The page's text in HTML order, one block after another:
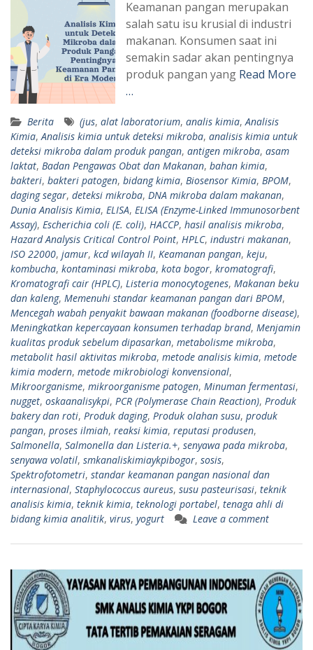
Keamanan pangan merupakan
salah satu isu krusial di industri
makanan. Konsumen saat ini
semakin sadar akan pentingnya
produk pangan yang Read More
…
Berita (jus, alat laboratorium, analis kimia, Analisis
Kimia, Analisis kimia untuk deteksi mikroba, analisis kimia untuk
deteksi mikroba dalam produk pangan, antigen mikroba, asam
laktat, Badan Pengawas Obat dan Makanan, bahan kimia,
bakteri, bakteri patogen, bidang kimia, Biosensor Kimia, BPOM,
daging segar, deteksi mikroba, DNA mikroba dalam makanan,
Dunia Analisis Kimia, ELISA, ELISA (Enzyme-Linked Immunosorbent
Assay), Escherichia coli (E. coli), HACCP, hasil analisis mikroba,
Hazard Analysis Critical Control Point, HPLC, industri makanan,
ISO 22000, jamur, kcd wilayah II, Keamanan pangan, keju,
kombucha, kontaminasi mikroba, kota bogor, kromatografi,
Kromatografi cair (HPLC), Listeria monocytogenes, Makanan beku
dan kaleng, Memenuhi standar keamanan pangan dari BPOM,
Mencegah wabah penyakit bawaan makanan (foodborne disease),
Meningkatkan kepercayaan konsumen terhadap brand, Menjamin
kualitas produk sebelum dipasarkan, metabolisme mikroba,
metabolit hasil aktivitas mikroba, metode analisis kimia, metode
kimia modern, metode mikrobiologi konvensional,
Mikroorganisme, mikroorganisme patogen, Minuman fermentasi,
nugget, oskaanalisykpi, PCR (Polymerase Chain Reaction), Produk
bakery dan roti, Produk daging, Produk olahan susu, produk
pangan, proses ilmiah, reaksi kimia, reputasi produsen,
Salmonella, Salmonella dan Listeria.+, senyawa pada mikroba,
senyawa volatil, smkanaliskimiaykpibogor, sosis,
Spektrofotometri, standar keamanan pangan nasional dan
internasional, Staphylococcus aureus, susu pasteurisasi, teknik
analisis kimia, teknik kimia, teknologi portabel, tenaga ahli di
bidang kimia analitik, virus, yogurt Leave a comment